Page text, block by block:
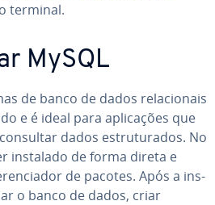
terminal.
MySQL
de banco de dados re­la­ci­o­nais
e é ideal para apli­ca­ções que
dados es­tru­tu­ra­dos. No
instalado de forma direta e
de pacotes. Após a ins­
o banco de dados, criar